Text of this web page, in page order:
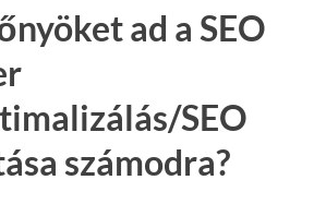
ad a SEO
SEO
számodra?